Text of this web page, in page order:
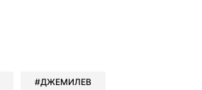
ДЖЕМИЛЕВ